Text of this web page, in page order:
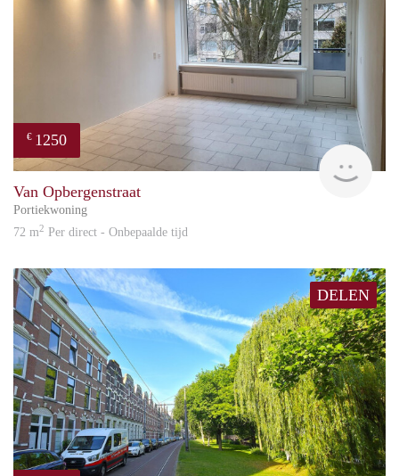
€ 1250
Van Opbergenstraat
Portiekwoning
72 m2 Per direct - Onbepaalde tijd
DELEN